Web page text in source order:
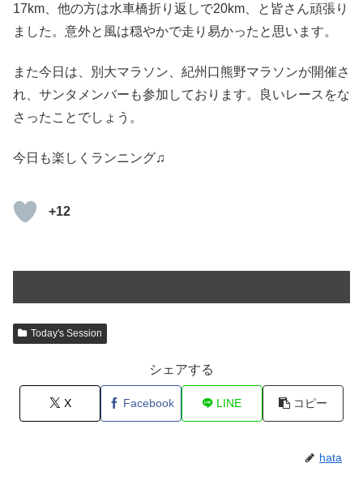
17km、他の方は水車橋折り返しで20km、と皆さん頑張り
ました。意外と風は穏やかで走り易かったと思います。
また今日は、別大マラソン、紀州口熊野マラソンが開催さ
れ、サンタメンバーも参加しております。良いレースをな
さったことでしょう。
今日も楽しくランニング♫
+12
Today's Session
シェアする
X Facebook LINE コピー
hata